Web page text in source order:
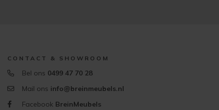
CONTACT & SHOWROOM
Bel ons 0499 47 70 28
Mail ons info@breinmeubels.nl
Facebook BreinMeubels